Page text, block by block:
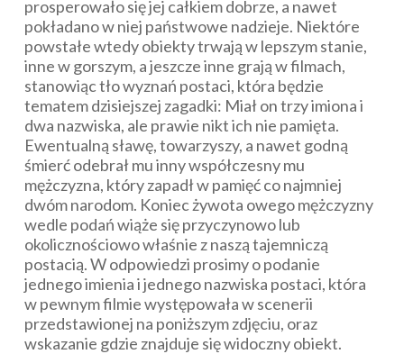
prosperowało się jej całkiem dobrze, a nawet
pokładano w niej państwowe nadzieje. Niektóre
powstałe wtedy obiekty trwają w lepszym stanie,
inne w gorszym, a jeszcze inne grają w filmach,
stanowiąc tło wyznań postaci, która będzie
tematem dzisiejszej zagadki: Miał on trzy imiona i
dwa nazwiska, ale prawie nikt ich nie pamięta.
Ewentualną sławę, towarzyszy, a nawet godną
śmierć odebrał mu inny współczesny mu
mężczyzna, który zapadł w pamięć co najmniej
dwóm narodom. Koniec żywota owego mężczyzny
wedle podań wiąże się przyczynowo lub
okolicznościowo właśnie z naszą tajemniczą
postacią. W odpowiedzi prosimy o podanie
jednego imienia i jednego nazwiska postaci, która
w pewnym filmie występowała w scenerii
przedstawionej na poniższym zdjęciu, oraz
wskazanie gdzie znajduje się widoczny obiekt.